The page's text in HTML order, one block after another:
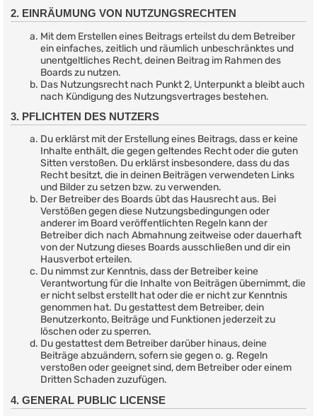
2. EINRÄUMUNG VON NUTZUNGSRECHTEN
Mit dem Erstellen eines Beitrags erteilst du dem Betreiber
ein einfaches, zeitlich und räumlich unbeschränktes und
unentgeltliches Recht, deinen Beitrag im Rahmen des
Boards zu nutzen.
Das Nutzungsrecht nach Punkt 2, Unterpunkt a bleibt auch
nach Kündigung des Nutzungsvertrages bestehen.
3. PFLICHTEN DES NUTZERS
Du erklärst mit der Erstellung eines Beitrags, dass er keine
Inhalte enthält, die gegen geltendes Recht oder die guten
Sitten verstoßen. Du erklärst insbesondere, dass du das
Recht besitzt, die in deinen Beiträgen verwendeten Links
und Bilder zu setzen bzw. zu verwenden.
Der Betreiber des Boards übt das Hausrecht aus. Bei
Verstößen gegen diese Nutzungsbedingungen oder
anderer im Board veröffentlichten Regeln kann der
Betreiber dich nach Abmahnung zeitweise oder dauerhaft
von der Nutzung dieses Boards ausschließen und dir ein
Hausverbot erteilen.
Du nimmst zur Kenntnis, dass der Betreiber keine
Verantwortung für die Inhalte von Beiträgen übernimmt, die
er nicht selbst erstellt hat oder die er nicht zur Kenntnis
genommen hat. Du gestattest dem Betreiber, dein
Benutzerkonto, Beiträge und Funktionen jederzeit zu
löschen oder zu sperren.
Du gestattest dem Betreiber darüber hinaus, deine
Beiträge abzuändern, sofern sie gegen o. g. Regeln
verstoßen oder geeignet sind, dem Betreiber oder einem
Dritten Schaden zuzufügen.
4. GENERAL PUBLIC LICENSE